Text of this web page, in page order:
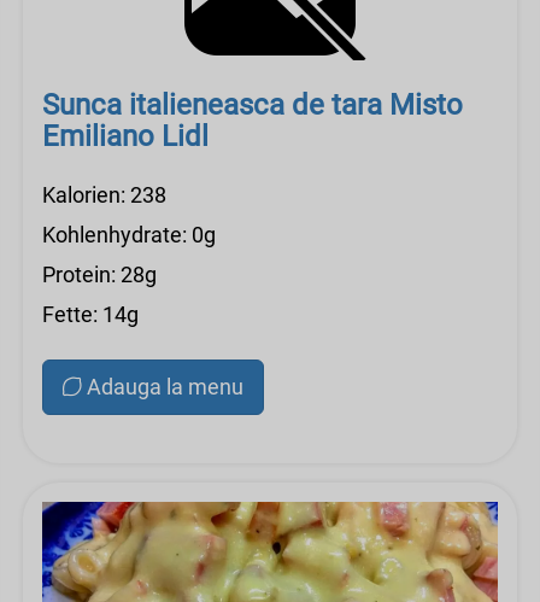
Sunca italieneasca de tara Misto
Emiliano Lidl
Kalorien: 238
Kohlenhydrate: 0g
Protein: 28g
Fette: 14g
Adauga la menu